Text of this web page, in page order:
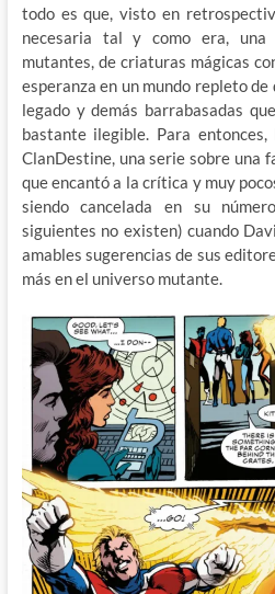
todo es que, visto en
necesaria tal y como era,
mutantes, de criaturas mágicas
esperanza en un mundo repleto
legado y demás barrabasadas
bastante ilegible. Para
ClanDestine, una serie sobre una
que encantó a la crítica y muy
siendo cancelada en su
siguientes no existen) cuando
amables sugerencias de sus
más en el universo mutante.